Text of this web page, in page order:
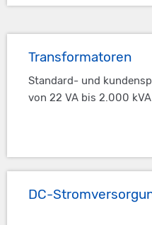
Transformatoren
Standard- und
von 22 VA bis 2.000 kVA
DC-